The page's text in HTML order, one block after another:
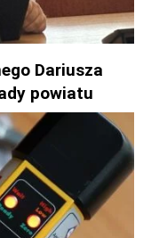
Dariusza
powiatu